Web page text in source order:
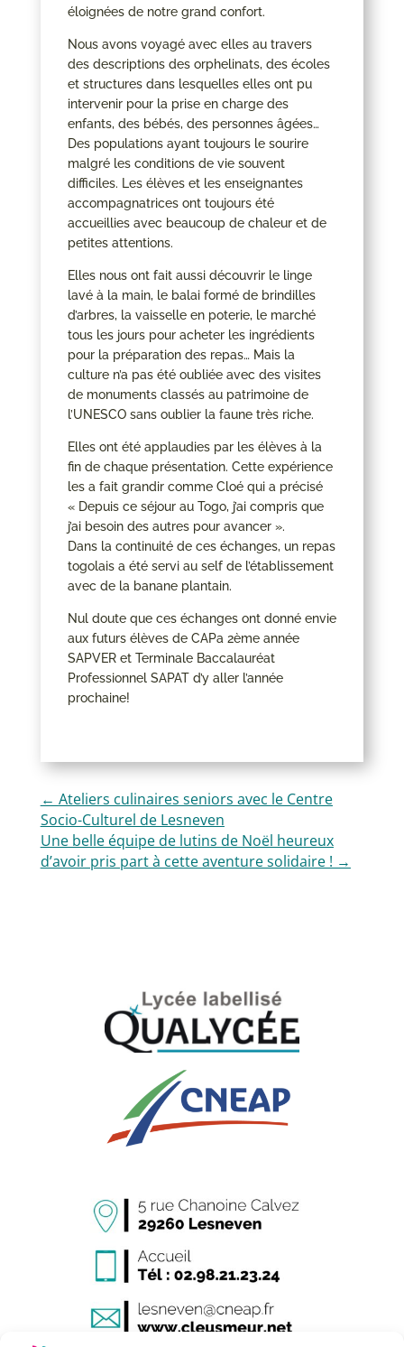
éloignées de notre grand confort.
Nous avons voyagé avec elles au travers
des descriptions des orphelinats, des écoles
et structures dans lesquelles elles ont pu
intervenir pour la prise en charge des
enfants, des bébés, des personnes âgées…
Des populations ayant toujours le sourire
malgré les conditions de vie souvent
difficiles. Les élèves et les enseignantes
accompagnatrices ont toujours été
accueillies avec beaucoup de chaleur et de
petites attentions.
Elles nous ont fait aussi découvrir le linge
lavé à la main, le balai formé de brindilles
d’arbres, la vaisselle en poterie, le marché
tous les jours pour acheter les ingrédients
pour la préparation des repas… Mais la
culture n’a pas été oubliée avec des visites
de monuments classés au patrimoine de
l’UNESCO sans oublier la faune très riche.
Elles ont été applaudies par les élèves à la
fin de chaque présentation. Cette expérience
les a fait grandir comme Cloé qui a précisé
« Depuis ce séjour au Togo, j’ai compris que
j’ai besoin des autres pour avancer ».
Dans la continuité de ces échanges, un repas
togolais a été servi au self de l’établissement
avec de la banane plantain.
Nul doute que ces échanges ont donné envie
aux futurs élèves de CAPa 2ème année
SAPVER et Terminale Baccalauréat
Professionnel SAPAT d’y aller l’année
prochaine!
← Ateliers culinaires seniors avec le Centre
Socio-Culturel de Lesneven
Une belle équipe de lutins de Noël heureux
d’avoir pris part à cette aventure solidaire ! →